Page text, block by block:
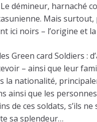
démineur, harnaché
Mais surtout,
ici noirs – l’origine et
Green card Soldiers :
– ainsi que leur
la nationalité,
ainsi que les
de ces soldats, s’ils
sa splendeur…